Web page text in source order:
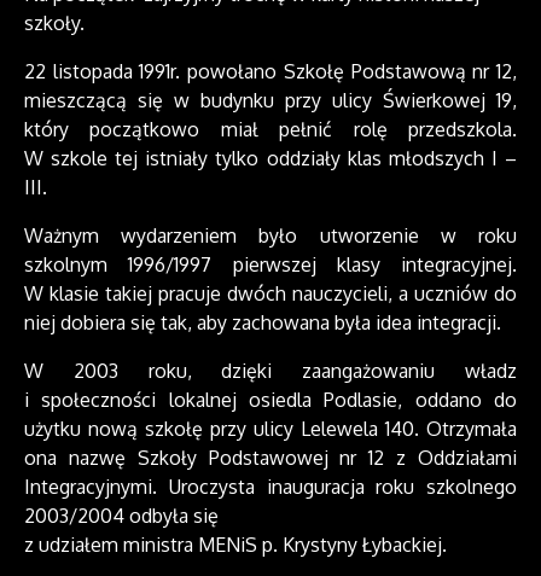
szkoły.
22 listopada 1991r. powołano Szkołę Podstawową nr 12,
mieszczącą się w budynku przy ulicy Świerkowej 19,
który początkowo miał pełnić rolę przedszkola.
W szkole tej istniały tylko oddziały klas młodszych I –
III.
Ważnym wydarzeniem było utworzenie w roku
szkolnym 1996/1997 pierwszej klasy integracyjnej.
W klasie takiej pracuje dwóch nauczycieli, a uczniów do
niej dobiera się tak, aby zachowana była idea integracji.
W 2003 roku, dzięki zaangażowaniu władz
i społeczności lokalnej osiedla Podlasie, oddano do
użytku nową szkołę przy ulicy Lelewela 140. Otrzymała
ona nazwę Szkoły Podstawowej nr 12 z Oddziałami
Integracyjnymi. Uroczysta inauguracja roku szkolnego
2003/2004 odbyła się
z udziałem ministra MENiS p. Krystyny Łybackiej.